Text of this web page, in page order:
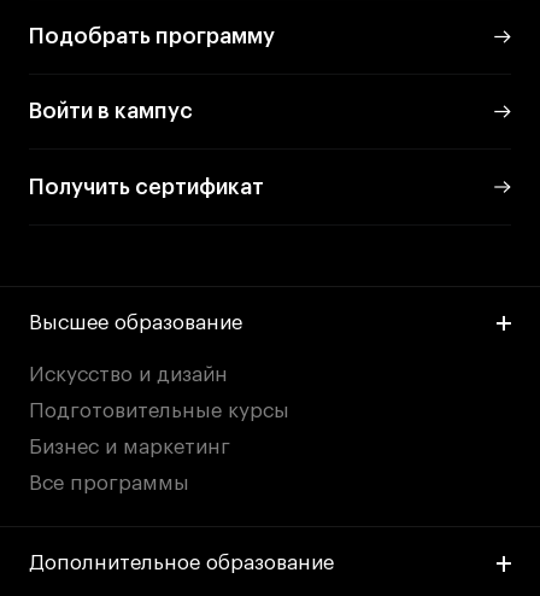
Подобрать программу
Войти в кампус
Получить сертификат
Высшее образование
Искусство и дизайн
Подготовительные курсы
Бизнес и маркетинг
Все программы
Дополнительное образование